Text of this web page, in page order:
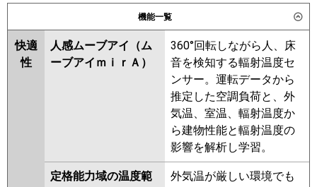
FDTWZ806H6S
パナソニック PA-P80L7GNC PA-P80L7GC
東芝 RWXA08033MUB RWXA08033MU
RWXA08033XU
RWXA08033X RWXA08033M
三菱電機 PLZ-DHRMP80LF5
PLZ-
DHRMP80L5
PLZ-ZRMP80L5
PLZ-ZRMP80LF5 PLZ-
DHRMP80LF4
PLZ-DHRMP80L4
PLZ-ZRMP80LF4 PLZ-ZRMP80L4
PLZ-DHRMP80LF3 PLZ-
DHRMP80L3 PLZ-ZRMP80LF3
機能一覧
快適
性
人感ムーブアイ（ム
ーブアイｍｉｒＡ）
360°回転しながら人、床
音を検知する輻射温度セ
ンサー。運転データから
推定した空調負荷と、外
気温、室温、輻射温度か
ら建物性能と輻射温度の
影響を解析し学習。
定格能力域の温度範
外気温が厳しい環境でも